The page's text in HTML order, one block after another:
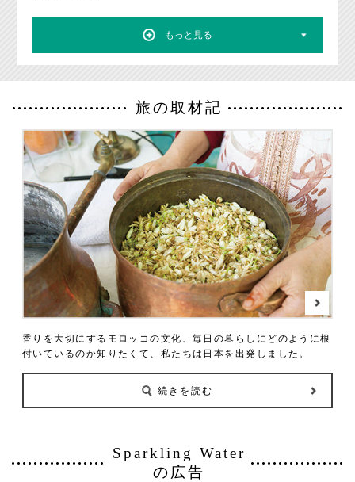
もっと見る
旅の取材記
香りを大切にするモロッコの文化、毎日の暮らしにどのように根
付いているのか知りたくて、 私たちは日本を出発しました。
続きを読む
Sparkling Water
の広告